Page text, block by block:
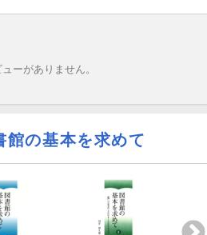
ーがありません。
館の基本を求めて